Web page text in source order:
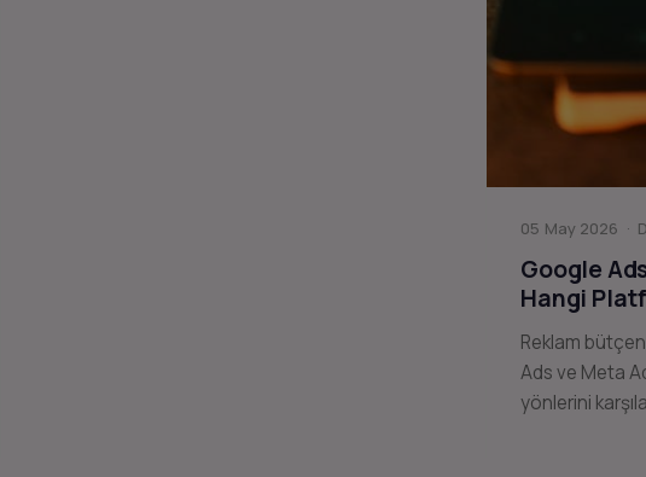
05 May 2026 ·
Google
Hangi
Reklam
Ads ve Meta
yönlerini